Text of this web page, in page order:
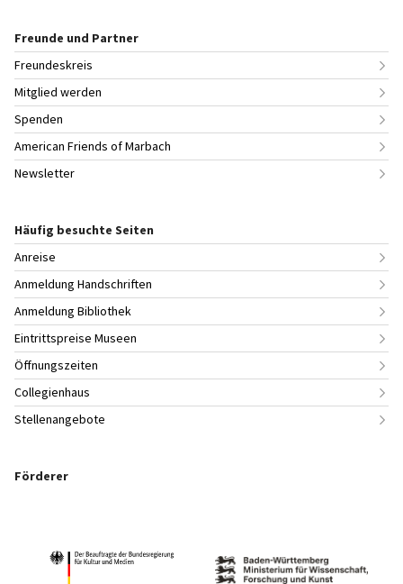
Freunde und Partner
Freundeskreis
Mitglied werden
Spenden
American Friends of Marbach
Newsletter
Häufig besuchte Seiten
Anreise
Anmeldung Handschriften
Anmeldung Bibliothek
Eintrittspreise Museen
Öffnungszeiten
Collegienhaus
Stellenangebote
Förderer